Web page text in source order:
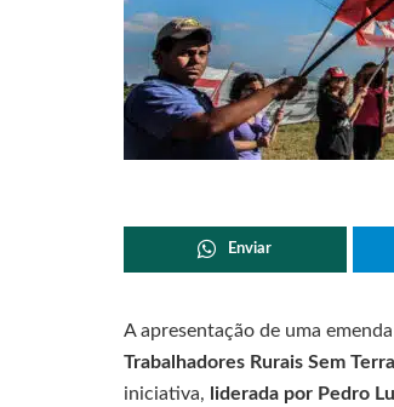
Enviar
A apresentação de uma
Trabalhadores Rurais Sem
iniciativa,
liderada por Pedro